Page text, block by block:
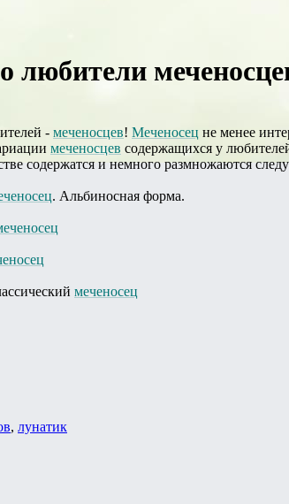
любители
- меченосцев! Меченосец не менее
меченосцев содержащихся у
содержатся и немного размножаются
. Альбиносная форма.
меченосец
, лунатик